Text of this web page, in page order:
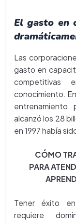
El gasto en
Las
gasto en
competitivas
conocimiento.
alcanzó los 28
en 1997 había
CÓMO
PARA
Tener éxito
requiere